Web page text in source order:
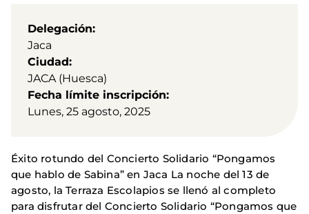
Delegación
Jaca
Ciudad
JACA (Huesca)
Fecha límite inscripción
Lunes, 25 agosto, 2025
Éxito rotundo del Concierto Solidario “Pongamos
que hablo de Sabina” en Jaca La noche del 13 de
agosto, la Terraza Escolapios se llenó al completo
para disfrutar del Concierto Solidario “Pongamos que